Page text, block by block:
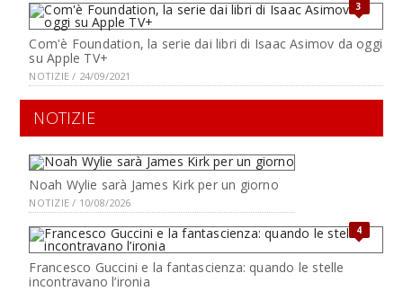
3
Com'è Foundation, la serie dai libri di Isaac Asimov da oggi
su Apple TV+
NOTIZIE / 24/09/2021
NOTIZIE
Noah Wylie sarà James Kirk per un giorno
NOTIZIE / 10/08/2026
4
Francesco Guccini e la fantascienza: quando le stelle
incontravano l’ironia